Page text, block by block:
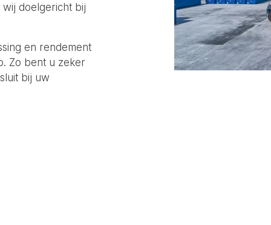
doelgericht bij
en rendement
Zo bent u zeker
bij uw